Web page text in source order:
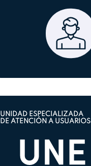
UNIDAD ESPECIALIZADA
DE ATENCIÓN A USUARIOS